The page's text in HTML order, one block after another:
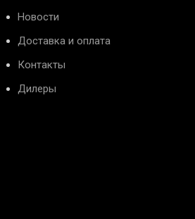
Новости
Доставка и оплата
Контакты
Дилеры